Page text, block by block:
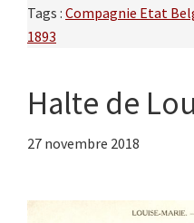
Tags : Compagnie Etat
1893
Halte de
27 novembre 2018